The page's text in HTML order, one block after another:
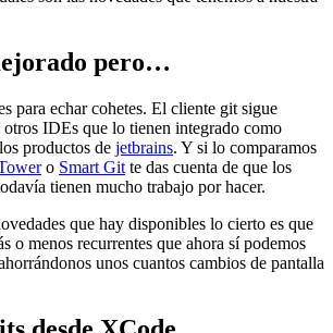
pero…
para echar cohetes. El cliente git sigue
otros IDEs que lo tienen integrado como
productos de jetbrains. Y si lo comparamos
o Smart Git te das cuenta de que los
tienen mucho trabajo por hacer.
que hay disponibles lo cierto es que
o menos recurrentes que ahora sí podemos
unos cuantos cambios de pantalla